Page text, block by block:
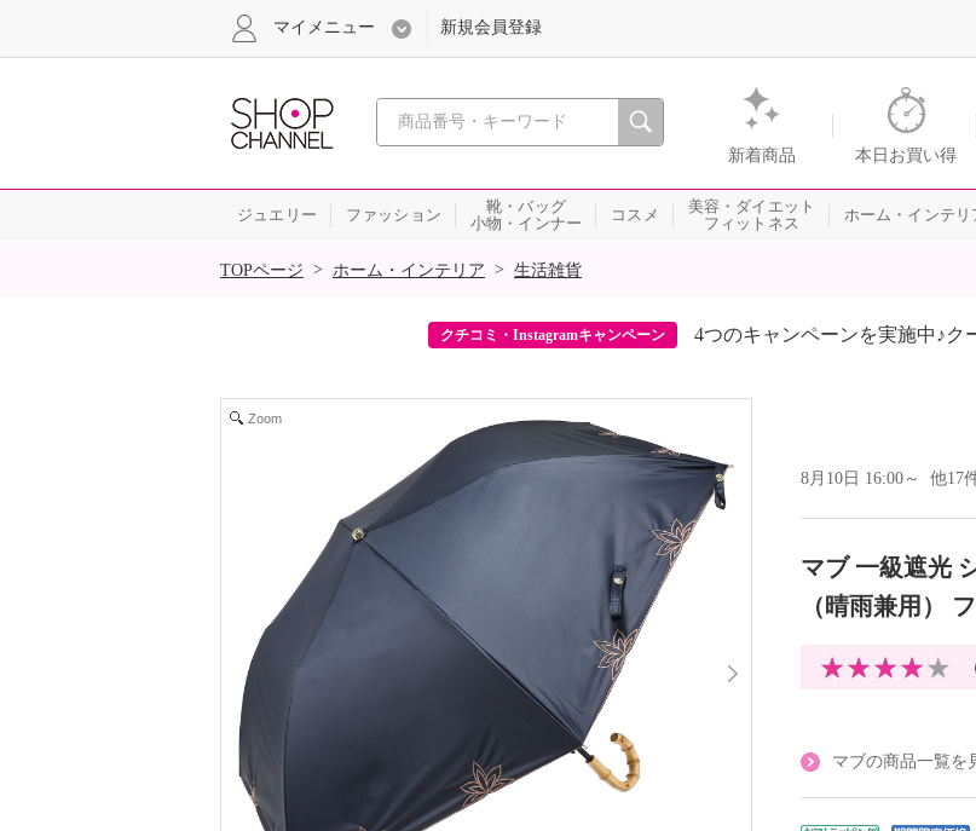
心おどる、瞬間を。通販・テレビショッピングのショップチャンネル
新着商品 本日お買い得
マイメニュー 新規会員登録
ジュエリー ファッション
靴・バッグ
小物・インナー
コスメ
美容・ダイエット
フィットネス
ホーム・インテリ
SALE
TOPページ > ホーム・インテリア > 生活雑貨
クチコミ・Instagramキャンペーン 4つのキャンペーンを実施中♪ク
Zoom
8月10日 16:00～ 他17
マブ 一級遮光
（晴雨兼用）
マブの商品一覧を